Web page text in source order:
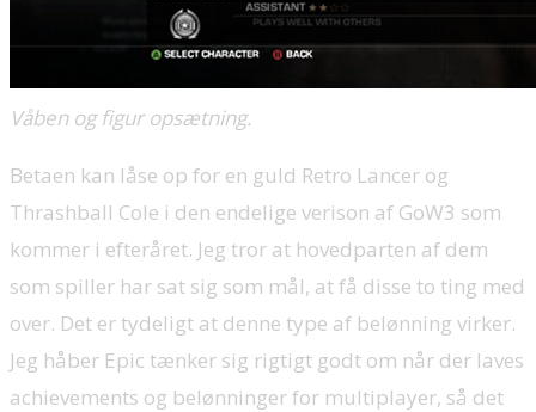
Våben og figur opsætning.
Betaen kan låse op for en guld Retro Lancer og
Thrashball Cole i den endelige verison af GoW3 som
kommer i efteråret. Jeg tror at hovedparten af dem
som spiller har sat sig som mål, at få disse to ting med
over. Det er tydeligt at denne type af belønning virker.
Jeg håber Epic tænker sig rigtigt godt om når der laves
achievements og belønninger for multiplayer, så det